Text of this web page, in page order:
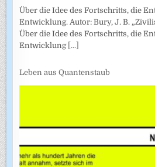
Über die Idee des Fortschritts, die
Entwicklung. Autor: Bury, J. B.
Über die Idee des Fortschritts, die
Entwicklung [...]
Leben aus Quantenstaub